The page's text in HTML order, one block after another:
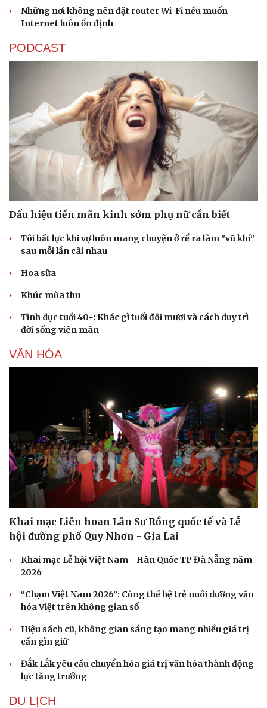
Sức khỏe
Dinh dưỡng - món ngon
Cây thuốc
Sản phụ khoa
Nhi khoa
Nam khoa
Làm đẹp - giảm cân
Phòng mạch online
Ăn sạch sống khỏe
Đời sống
Nhà đẹp
Blog
Tình yêu - Gia đình
Những nơi không nên đặt router Wi-Fi nếu muốn
Internet luôn ổn định
PODCAST
Dấu hiệu tiền mãn kinh sớm phụ nữ cần biết
Tôi bất lực khi vợ luôn mang chuyện ở rể ra làm "vũ khí"
sau mỗi lần cãi nhau
Hoa sữa
Khúc mùa thu
Tình dục tuổi 40+: Khác gì tuổi đôi mươi và cách duy trì
đời sống viên mãn
VĂN HÓA
Khai mạc Liên hoan Lân Sư Rồng quốc tế và Lễ
hội đường phố Quy Nhơn - Gia Lai
Khai mạc Lễ hội Việt Nam - Hàn Quốc TP Đà Nẵng năm
2026
“Chạm Việt Nam 2026”: Cùng thế hệ trẻ nuôi dưỡng văn
hóa Việt trên không gian số
Hiệu sách cũ, không gian sáng tạo mang nhiều giá trị
cần gìn giữ
Đắk Lắk yêu cầu chuyển hóa giá trị văn hóa thành động
lực tăng trưởng
DU LỊCH